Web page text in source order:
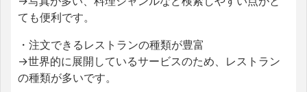
ても便利です。
・注文できるレストランの種類が豊富
→世界的に展開しているサービスのため、レストラン
の種類が多いです。